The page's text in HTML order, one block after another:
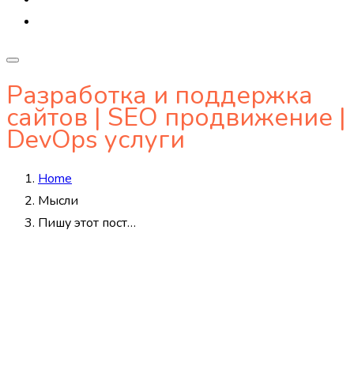
Разработка и поддержка
сайтов | SEO продвижение |
DevOps услуги
Home
Мысли
Пишу этот пост…